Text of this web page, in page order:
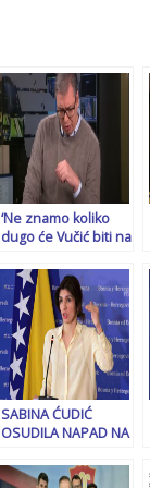
‘Ne znamo koliko
dugo će Vučić biti na
trgovati interesima
BiH, niti nas
zastrašiti!’
SABINA ĆUDIĆ
OSUDILA NAPAD NA
INSTITUCIJE BiH: